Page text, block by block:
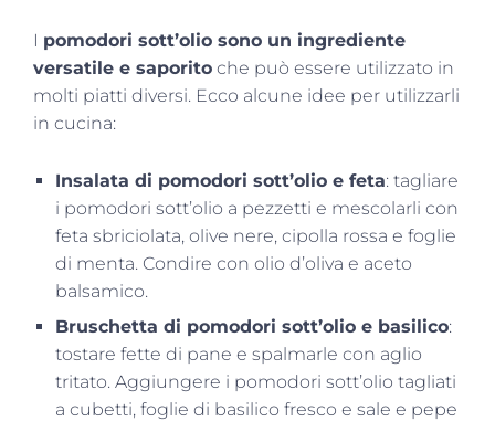
I pomodori sott’olio sono un ingrediente
versatile e saporito che può essere utilizzato in
molti piatti diversi. Ecco alcune idee per utilizzarli
in cucina:
Insalata di pomodori sott’olio e feta: tagliare
i pomodori sott’olio a pezzetti e mescolarli con
feta sbriciolata, olive nere, cipolla rossa e foglie
di menta. Condire con olio d’oliva e aceto
balsamico.
Bruschetta di pomodori sott’olio e basilico:
tostare fette di pane e spalmarle con aglio
tritato. Aggiungere i pomodori sott’olio tagliati
a cubetti, foglie di basilico fresco e sale e pepe